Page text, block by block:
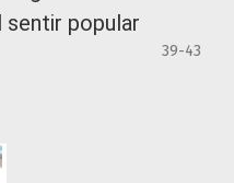
sentir popular
39-43